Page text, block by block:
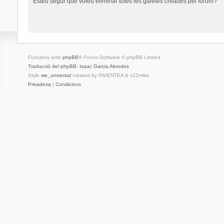
Funciona amb phpBB® Forum Software © phpBB Limited
Traducció del phpBB: Isaac Garcia Abrodos
Style we_universalcreated by INVENTEA & v12mike
Privadesa | Condicions